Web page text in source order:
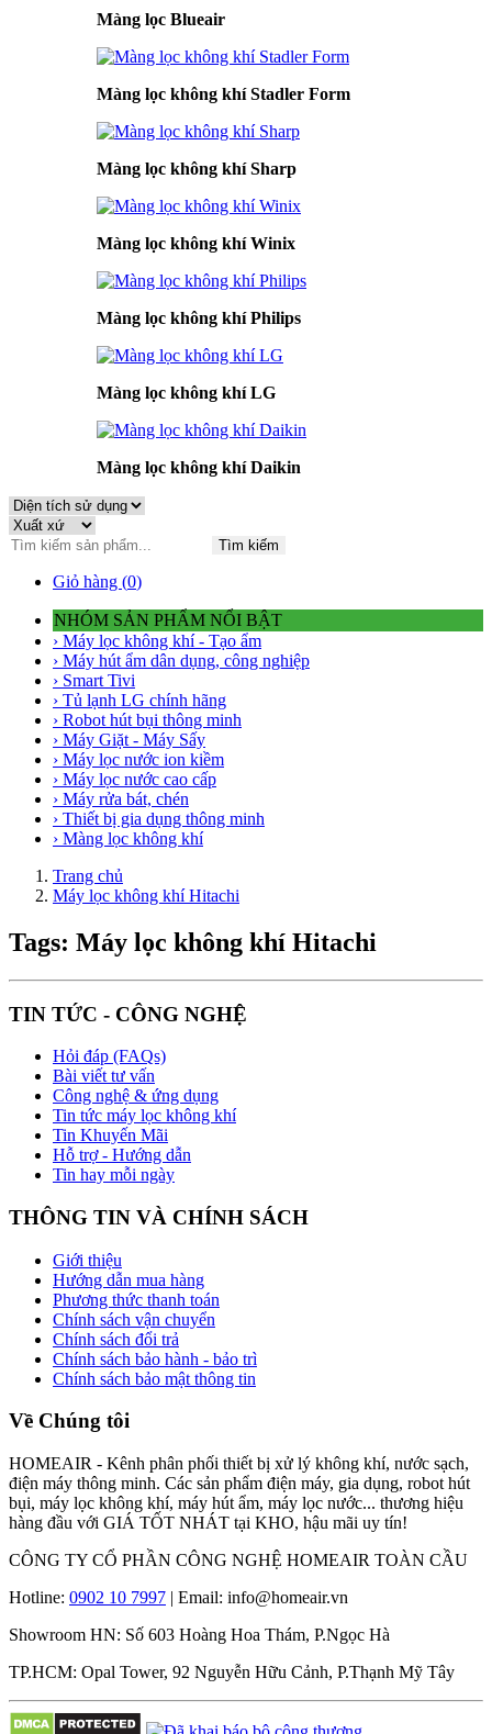
Màng lọc Blueair
Màng lọc không khí Stadler Form
Màng lọc không khí Sharp
Màng lọc không khí Winix
Màng lọc không khí Philips
Màng lọc không khí LG
Màng lọc không khí Daikin
Tìm kiếm
Giỏ hàng (0)
NHÓM SẢN PHẨM NỔI BẬT
› Máy lọc không khí - Tạo ẩm
› Máy hút ẩm dân dụng, công nghiệp
› Smart Tivi
› Tủ lạnh LG chính hãng
› Robot hút bụi thông minh
› Máy Giặt - Máy Sấy
› Máy lọc nước ion kiềm
› Máy lọc nước cao cấp
› Máy rửa bát, chén
› Thiết bị gia dụng thông minh
› Màng lọc không khí
Trang chủ
Máy lọc không khí Hitachi
Tags: Máy lọc không khí Hitachi
TIN TỨC - CÔNG NGHỆ
Hỏi đáp (FAQs)
Bài viết tư vấn
Công nghệ & ứng dụng
Tin tức máy lọc không khí
Tin Khuyến Mãi
Hỗ trợ - Hướng dẫn
Tin hay mỗi ngày
THÔNG TIN VÀ CHÍNH SÁCH
Giới thiệu
Hướng dẫn mua hàng
Phương thức thanh toán
Chính sách vận chuyển
Chính sách đổi trả
Chính sách bảo hành - bảo trì
Chính sách bảo mật thông tin
Về Chúng tôi
HOMEAIR - Kênh phân phối thiết bị xử lý không khí, nước sạch,
điện máy thông minh. Các sản phẩm điện máy, gia dụng, robot hút
bụi, máy lọc không khí, máy hút ẩm, máy lọc nước... thương hiệu
hàng đầu với GIÁ TỐT NHÁT tại KHO, hậu mãi uy tín!
CÔNG TY CỔ PHẦN CÔNG NGHỆ HOMEAIR TOÀN CẦU
Hotline: 0902 10 7997 | Email: info@homeair.vn
Showroom HN: Số 603 Hoàng Hoa Thám, P.Ngọc Hà
TP.HCM: Opal Tower, 92 Nguyễn Hữu Cảnh, P.Thạnh Mỹ Tây